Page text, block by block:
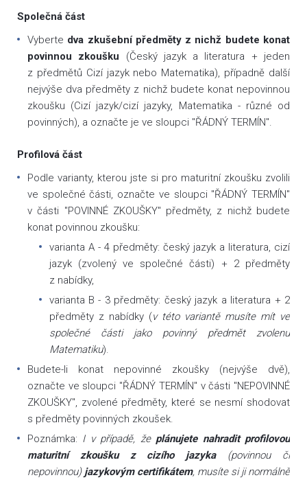
Společná část
Vyberte dva zkušební předměty z nichž budete konat
povinnou zkoušku (Český jazyk a literatura + jeden
z předmětů Cizí jazyk nebo Matematika), případně další
nejvýše dva předměty z nichž budete konat nepovinnou
zkoušku (Cizí jazyk/cizí jazyky, Matematika - různé od
povinných), a označte je ve sloupci "ŘÁDNÝ TERMÍN".
Profilová část
Podle varianty, kterou jste si pro maturitní zkoušku zvolili
ve společné části, označte ve sloupci "ŘÁDNÝ TERMÍN"
v části "POVINNÉ ZKOUŠKY" předměty, z nichž budete
konat povinnou zkoušku:
varianta A - 4 předměty: český jazyk a literatura, cizí
jazyk (zvolený ve společné části) + 2 předměty
z nabídky,
varianta B - 3 předměty: český jazyk a literatura + 2
předměty z nabídky (v této variantě musíte mít ve
společné části jako povinný předmět zvolenu
Matematiku).
Budete-li konat nepovinné zkoušky (nejvýše dvě),
označte ve sloupci "ŘÁDNÝ TERMÍN" v části "NEPOVINNÉ
ZKOUŠKY", zvolené předměty, které se nesmí shodovat
s předměty povinných zkoušek.
Poznámka: I v případě, že plánujete nahradit profilovou
maturitní zkoušku z cizího jazyka(povinnou či
nepovinnou) jazykovým certifikátem, musíte si ji normálně